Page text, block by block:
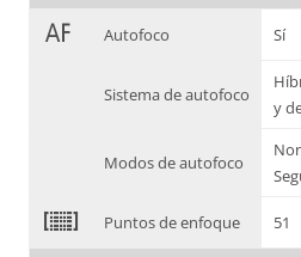
1 Autofoco Sí
Sistema de autofoco
y
Modos de autofoco
2 Puntos de enfoque 51